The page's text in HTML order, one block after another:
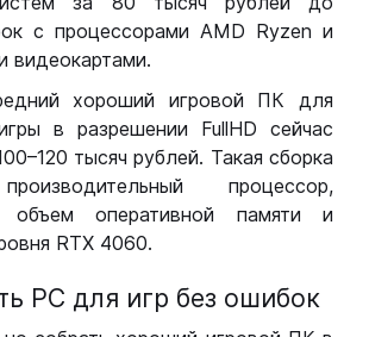
с процессорами AMD Ryzen и
видеокартами.
хороший игровой ПК для
в разрешении FullHD сейчас
тысяч рублей. Такая сборка
процессор,
объем оперативной памяти и
RTX 4060.
РС для игр без ошибок